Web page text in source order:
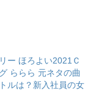
ー ほろよい2021Ｃ
ららら 元ネタの曲
ルは？新入社員の女